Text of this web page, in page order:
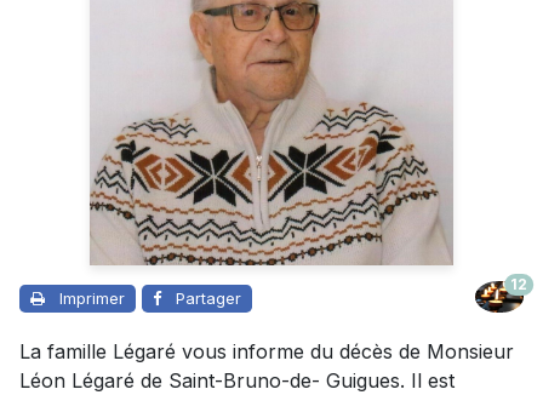
Imprimer Partager
12
La famille Légaré vous informe du décès de Monsieur
Léon Légaré de Saint-Bruno-de- Guigues. Il est